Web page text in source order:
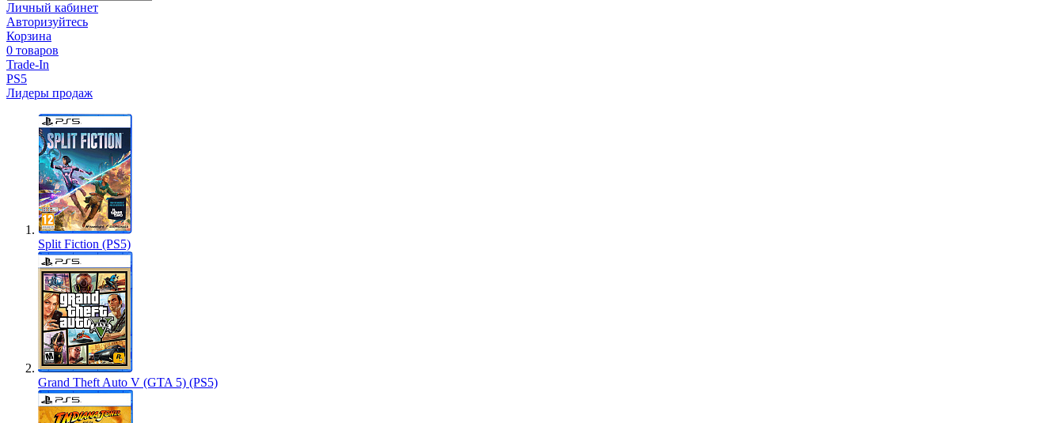
Личный кабинет
Авторизуйтесь
Корзина
0 товаров
Trade-In
PS5
Лидеры продаж
Split Fiction (PS5)
Grand Theft Auto V (GTA 5) (PS5)